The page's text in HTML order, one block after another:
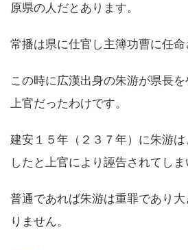
原県の人だとあります。
常播は県に仕官し主簿功曹に任命
この時に広漢出身の朱游が県長
上官だったわけです。
建安１５年（２３７年）に朱游
したと上官により誣告されてしま
普通であれば朱游は重罪であり
りません。